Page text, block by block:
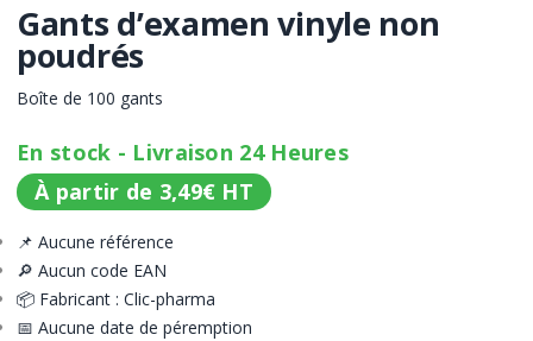
Gants d’examen vinyle non
poudrés
Boîte de 100 gants
En stock - Livraison 24 Heures
À partir de 3,49€ HT
📌 Aucune référence
🔎 Aucun code EAN
📦 Fabricant : Clic-pharma
📅 Aucune date de péremption